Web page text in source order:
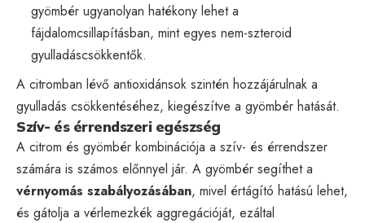
gyömbér ugyanolyan hatékony lehet a
fájdalomcsillapításban, mint egyes nem-szteroid
gyulladáscsökkentők.
A citromban lévő antioxidánsok szintén hozzájárulnak a
gyulladás csökkentéséhez, kiegészítve a gyömbér hatását.
Szív- és érrendszeri egészség
A citrom és gyömbér kombinációja a szív- és érrendszer
számára is számos előnnyel jár. A gyömbér segíthet a
vérnyomás szabályozásában, mivel értágító hatású lehet,
és gátolja a vérlemezkék aggregációját, ezáltal